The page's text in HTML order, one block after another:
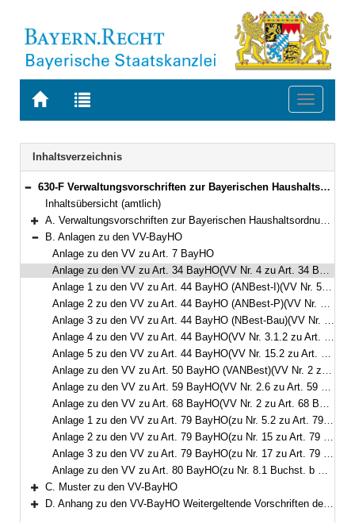
Zur
BAYERN.RECHT
Zur
letzten
Suche
Toggle
Navigation
Inhaltsverzeichnis
Bereich reduzieren
630-F Verwaltungsvorschriften zur Bayerischen Haushaltsordnung (VV-BayHO) Bekanntmachung des Bayerischen Staatsministeriums der Finanzen vom 5. Juli 1973, Az. 11 - H 1008/1 - 34 646 (FMBl. S. 259)
Inhaltsübersicht (amtlich)
Bereich erweitern
A. Verwaltungsvorschriften zur Bayerischen Haushaltsordnung (VV-BayHO)
Bereich reduzieren
B. Anlagen zu den VV-BayHO
Anlage zu den VV zu Art. 7 BayHO
Anlage zu den VV zu Art. 34 BayHO(VV Nr. 4 zu Art. 34 BayHO)
Anlage 1 zu den VV zu Art. 44 BayHO (ANBest-I)(VV Nr. 5.1.1 zu Art. 44 BayHO)
Anlage 2 zu den VV zu Art. 44 BayHO (ANBest-P)(VV Nr. 5.1.1 zu Art. 44 BayHO)
Anlage 3 zu den VV zu Art. 44 BayHO (NBest-Bau)(VV Nr. 5.1.1 zu Art. 44 BayHO)
Anlage 4 zu den VV zu Art. 44 BayHO(VV Nr. 3.1.2 zu Art. 44 BayHO)
Anlage 5 zu den VV zu Art. 44 BayHO(VV Nr. 15.2 zu Art. 44 BayHO)
Anlage zu den VV zu Art. 50 BayHO (VANBest)(VV Nr. 2 zu Art. 50 BayHO)
Anlage zu den VV zu Art. 59 BayHO(VV Nr. 2.6 zu Art. 59 BayHO)
Anlage zu den VV zu Art. 68 BayHO(VV Nr. 2 zu Art. 68 BayHO)
Anlage 1 zu den VV zu Art. 79 BayHO(zu Nr. 5.2 zu Art. 79 BayHO)
Anlage 2 zu den VV zu Art. 79 BayHO(zu Nr. 15 zu Art. 79 BayHO)
Anlage 3 zu den VV zu Art. 79 BayHO(zu Nr. 17 zu Art. 79 BayHO)
Anlage zu den VV zu Art. 80 BayHO(zu Nr. 8.1 Buchst. b Doppelbuchst. aa Dreifachbuchst. bbb zu Art. 80 BayHO)
Bereich erweitern
C. Muster zu den VV-BayHO
D. Anhang zu den VV-BayHO Weitergeltende Vorschriften der RWB